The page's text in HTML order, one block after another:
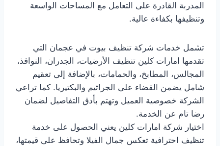
المدربة القادرة على التعامل مع المساحات الواسعة
وتنظيفها بكفاءة عالية.
تشمل خدمات شركة تنظيف بيوت في عجمان التي
تقدمها امارات كلين تنظيف الأرضيات، الجدران، النوافذ،
المجالس، المطابخ، والحمامات، بالإضافة إلى تعقيم
شامل يضمن القضاء على الجراثيم والبكتيريا. كما تراعي
الشركة خصوصية العميل وتهتم بأدق التفاصيل لضمان
رضا تام عن الخدمة.
اختيار شركة امارات كلين يعني الحصول على خدمة
تنظيف احترافية تعكس جمال الفيلا وتحافظ على قيمتها،